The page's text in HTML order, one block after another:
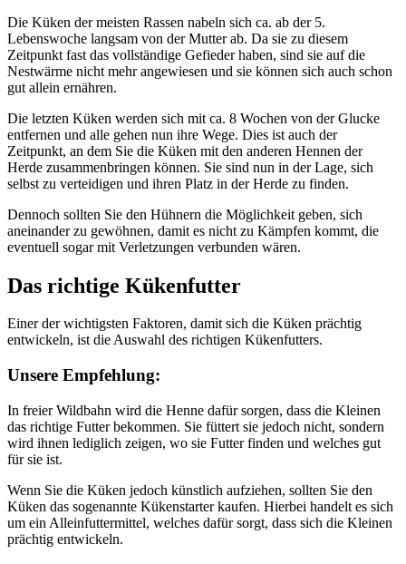
Die Küken der meisten Rassen nabeln sich ca. ab der 5.
Lebenswoche langsam von der Mutter ab. Da sie zu diesem
Zeitpunkt fast das vollständige Gefieder haben, sind sie auf die
Nestwärme nicht mehr angewiesen und sie können sich auch schon
gut allein ernähren.
Die letzten Küken werden sich mit ca. 8 Wochen von der Glucke
entfernen und alle gehen nun ihre Wege. Dies ist auch der
Zeitpunkt, an dem Sie die Küken mit den anderen Hennen der
Herde zusammenbringen können. Sie sind nun in der Lage, sich
selbst zu verteidigen und ihren Platz in der Herde zu finden.
Dennoch sollten Sie den Hühnern die Möglichkeit geben, sich
aneinander zu gewöhnen, damit es nicht zu Kämpfen kommt, die
eventuell sogar mit Verletzungen verbunden wären.
Das richtige Kükenfutter
Einer der wichtigsten Faktoren, damit sich die Küken prächtig
entwickeln, ist die Auswahl des richtigen Kükenfutters.
Unsere Empfehlung:
In freier Wildbahn wird die Henne dafür sorgen, dass die Kleinen
das richtige Futter bekommen. Sie füttert sie jedoch nicht, sondern
wird ihnen lediglich zeigen, wo sie Futter finden und welches gut
für sie ist.
Wenn Sie die Küken jedoch künstlich aufziehen, sollten Sie den
Küken das sogenannte Kükenstarter kaufen. Hierbei handelt es sich
um ein Alleinfuttermittel, welches dafür sorgt, dass sich die Kleinen
prächtig entwickeln.